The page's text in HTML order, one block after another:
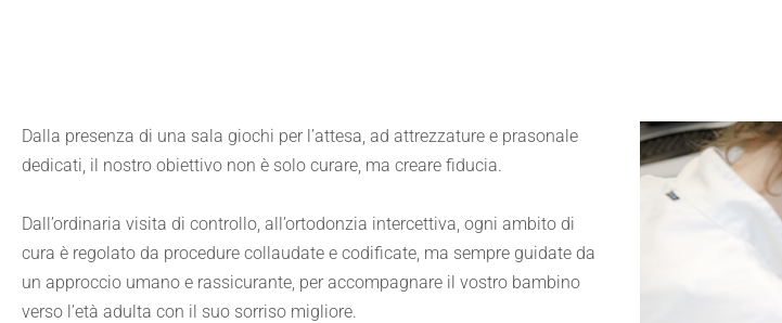
Dalla presenza di una sala giochi per l’attesa, ad attrezzature e prasonale
dedicati, il nostro obiettivo non è solo curare, ma creare fiducia.
Dall’ordinaria visita di controllo, all’ortodonzia intercettiva, ogni ambito di
cura è regolato da procedure collaudate e codificate, ma sempre guidate da
un approccio umano e rassicurante, per accompagnare il vostro bambino
verso l’età adulta con il suo sorriso migliore.